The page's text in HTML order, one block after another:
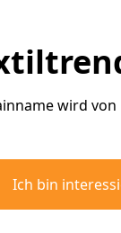
wird
Ich bin